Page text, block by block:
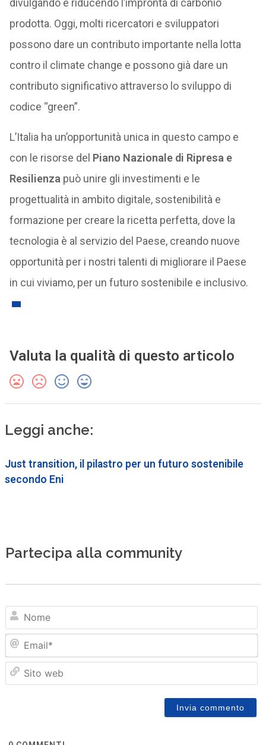
divulgando e riducendo l’impronta di carbonio
prodotta. Oggi, molti ricercatori e sviluppatori
possono dare un contributo importante nella lotta
contro il climate change e possono già dare un
contributo significativo attraverso lo sviluppo di
codice “green”.
L’Italia ha un’opportunità unica in questo campo e
con le risorse del Piano Nazionale di Ripresa e
Resilienza può unire gli investimenti e le
progettualità in ambito digitale, sostenibilità e
formazione per creare la ricetta perfetta, dove la
tecnologia è al servizio del Paese, creando nuove
opportunità per i nostri talenti di migliorare il Paese
in cui viviamo, per un futuro sostenibile e inclusivo.
Valuta la qualità di questo articolo
Leggi anche:
Just transition, il pilastro per un futuro sostenibile
secondo Eni
Partecipa alla community